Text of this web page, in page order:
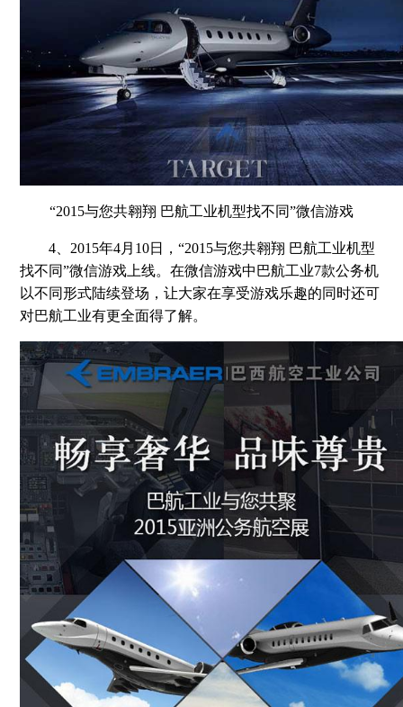
“2015与您共翱翔 巴航工业机型找不同”微信游戏
4、2015年4月10日，“2015与您共翱翔 巴航工业机型
找不同”微信游戏上线。在微信游戏中巴航工业7款公务机
以不同形式陆续登场，让大家在享受游戏乐趣的同时还可
对巴航工业有更全面得了解。